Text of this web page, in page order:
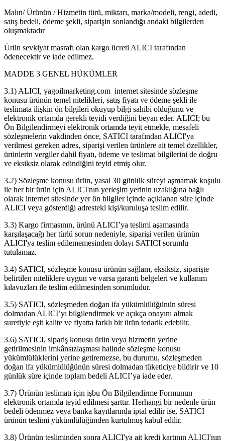
Malın/ Ürünün / Hizmetin türü, miktarı, marka/modeli, rengi, adedi,
satış bedeli, ödeme şekli, siparişin sonlandığı andaki bilgilerden
oluşmaktadır
Ürün sevkiyat masrafı olan kargo ücreti ALICI tarafından
ödenecektir ve iade edilmez.
MADDE 3 GENEL HÜKÜMLER
3.1) ALICI, yagoilmarketing.com internet sitesinde sözleşme
konusu ürünün temel nitelikleri, satış fiyatı ve ödeme şekli ile
teslimata ilişkin ön bilgileri okuyup bilgi sahibi olduğunu ve
elektronik ortamda gerekli teyidi verdiğini beyan eder. ALICI; bu
Ön Bilgilendirmeyi elektronik ortamda teyit etmekle, mesafeli
sözleşmelerin vakdinden önce, SATICI tarafından ALICI'ya
verilmesi gereken adres, siparişi verilen ürünlere ait temel özellikler,
ürünlerin vergiler dahil fiyatı, ödeme ve teslimat bilgilerini de doğru
ve eksiksiz olarak edindiğini teyid etmiş olur.
3.2) Sözleşme konusu ürün, yasal 30 günlük süreyi aşmamak koşulu
ile her bir ürün için ALICI'nın yerleşim yerinin uzaklığına bağlı
olarak internet sitesinde yer ön bilgiler içinde açıklanan süre içinde
ALICI veya gösterdiği adresteki kişi/kuruluşa teslim edilir.
3.3) Kargo firmasının, ürünü ALICI’ya teslimi aşamasında
karşılaşacağı her türlü sorun nedeniyle, siparişi verilen ürünün
ALICI'ya teslim edilememesinden dolayı SATICI sorumlu
tutulamaz.
3.4) SATICI, sözleşme konusu ürünün sağlam, eksiksiz, siparişte
belirtilen niteliklere uygun ve varsa garanti belgeleri ve kullanım
kılavuzları ile teslim edilmesinden sorumludur.
3.5) SATICI, sözleşmeden doğan ifa yükümlülüğünün süresi
dolmadan ALICI’yı bilgilendirmek ve açıkça onayını almak
suretiyle eşit kalite ve fiyatta farklı bir ürün tedarik edebilir.
3.6) SATICI, sipariş konusu ürün veya hizmetin yerine
getirilmesinin imkânsızlaşması halinde sözleşme konusu
yükümlülüklerini yerine getiremezse, bu durumu, sözleşmeden
doğan ifa yükümlülüğünün süresi dolmadan tüketiciye bildirir ve 10
günlük süre içinde toplam bedeli ALICI’ya iade eder.
3.7) Ürünün teslimatı için işbu Ön Bilgilendirme Formunun
elektronik ortamda teyid edilmesi şarttır. Herhangi bir nedenle ürün
bedeli ödenmez veya banka kayıtlarında iptal edilir ise, SATICI
ürünün teslimi yükümlülüğünden kurtulmuş kabul edilir.
3.8) Ürünün tesliminden sonra ALICI'ya ait kredi kartının ALICI'nın